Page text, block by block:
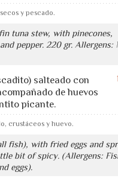
y pescado.
tuna stew, with pinecones,
pepper. 220 gr. Allergens:
salteado con
de huevos
picante.
crustáceos y huevo.
fish), with fried eggs and
bit of spicy. (Allergens:
eggs).